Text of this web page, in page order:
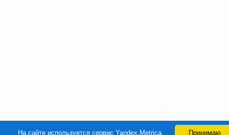
Принимаю
На сайте используется сервис Yandex.Metrica.